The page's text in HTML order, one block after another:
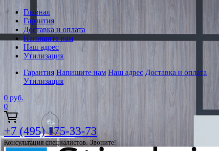
Главная
Гарантия
Доставка и оплата
Напишите нам
Наш адрес
Утилизация
Гарантия Напишите нам Наш адрес Доставка и оплата
Утилизация
0 руб.
0
+7 (495) 175-33-73
Консультация специалистов. Звоните!